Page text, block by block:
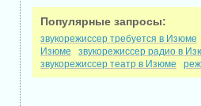
Популярные запросы:
звукорежиссер требуется в Изюме
Изюме
звукорежиссер радио в
звукорежиссер театр в Изюме